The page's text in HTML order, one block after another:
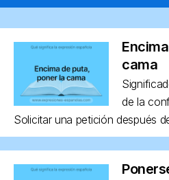
cama
de la
Solicitar una petición después